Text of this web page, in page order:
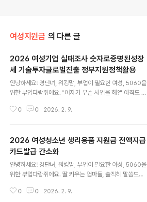
여성지원금 의 다른 글
2026 여성기업 실태조사 숫자로증명된성장
세 기술투자글로벌진출 정부지원정책활용
안녕하세요! 경단녀, 워킹맘, 부업이 필요한 여성, 5060을
위한 부업다람쥐에요. "여자가 무슨 사업을 해?" 아직도 이
2일, 중소벤처기업부가 발표한 '여성기업 실태조사' 결과
9.3%가 늘어났어요. 이건 단순히 "운이 좋았다"가 아니라,
여성 사장님들이 남성 못지않게, 아니 어떤 면에서는 훨씬
더 영리하게 경영하고 있다는 강력한 증거입니다. 지금 이
런 거대한 흐름을 모르고 "나는 안 돼"라고 포기하고 계신
다면, 5년 후 여러분의 통장 잔고는 결코 변하지 않을 거예
요. 똑똑한 여성이라면 이 기회를 어떻게 내 것으로 만들지
0 0 2026. 2. 9.
2026 여성청소년 생리용품 지원금 전액지급
카드발급 간소화
안녕하세요! 경단녀, 워킹맘, 부업이 필요한 여성, 5060을
위한 부업다람쥐에요. 딸 키우는 엄마들, 솔직히 말씀드릴
잡해?"라며 창을 닫으신 적 한 번쯤은 있으시죠? 카드사에
0 0 2026. 2. 9.